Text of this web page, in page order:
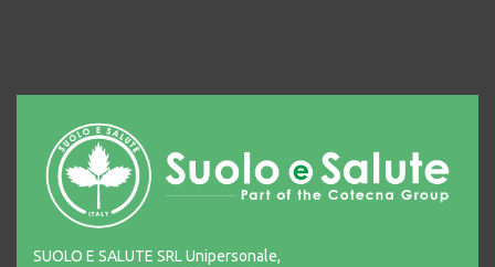
SUOLO E SALUTE SRL Unipersonale,